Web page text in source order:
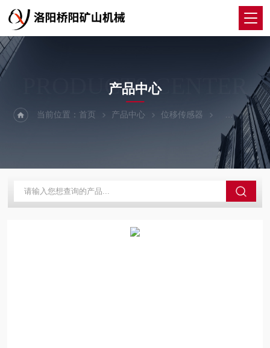
PRODUCTS CENTER
产品中心
当前位置：首页 产品中心 位移传感器 GS-11型